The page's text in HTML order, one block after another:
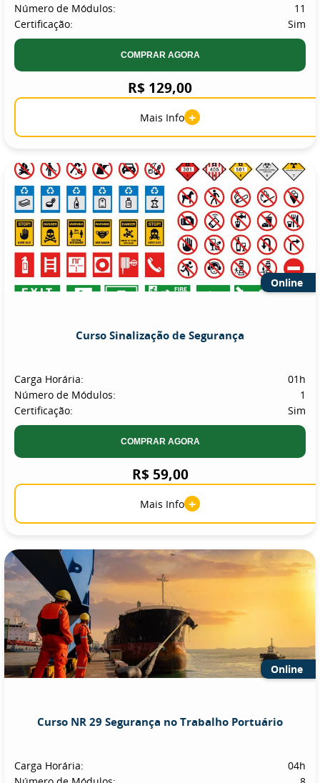
Número de Módulos:
11
Certificação:
Sim
COMPRAR AGORA
R$ 129,00
Mais Info +
Online
Curso Sinalização de Segurança
Carga Horária:
01h
Número de Módulos:
1
Certificação:
Sim
COMPRAR AGORA
R$ 59,00
Mais Info +
Online
Curso NR 29 Segurança no Trabalho Portuário
Carga Horária:
04h